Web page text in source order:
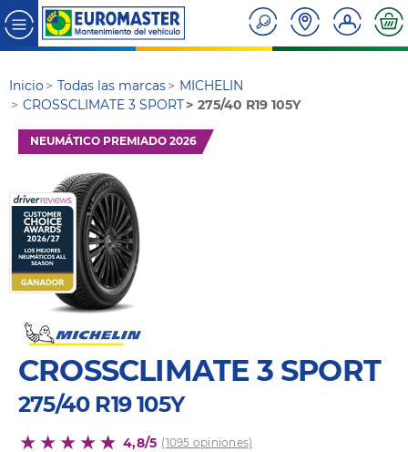
Inicio Todas las marcas
MICHELIN
CROSSCLIMATE 3 SPORT
275/40 R19 105Y
NEUMÁTICO PREMIADO 2026
CROSSCLIMATE 3 SPORT
275/40 R19 105Y
4,8/5 (1095 opiniones)